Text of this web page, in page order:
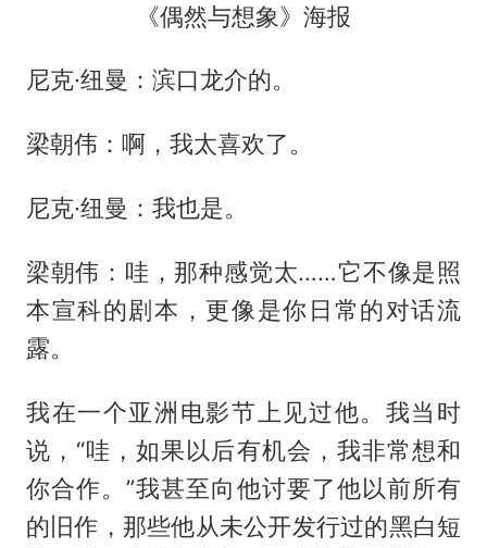
《偶然与想象》海报
尼克·纽曼：滨口龙介的。
梁朝伟：啊，我太喜欢了。
尼克·纽曼：我也是。
梁朝伟：哇，那种感觉太……它不像是照
本宣科的剧本，更像是你日常的对话流
露。
我在一个亚洲电影节上见过他。我当时
说，“哇，如果以后有机会，我非常想和
你合作。”我甚至向他讨要了他以前所有
的旧作，那些他从未公开发行过的黑白短